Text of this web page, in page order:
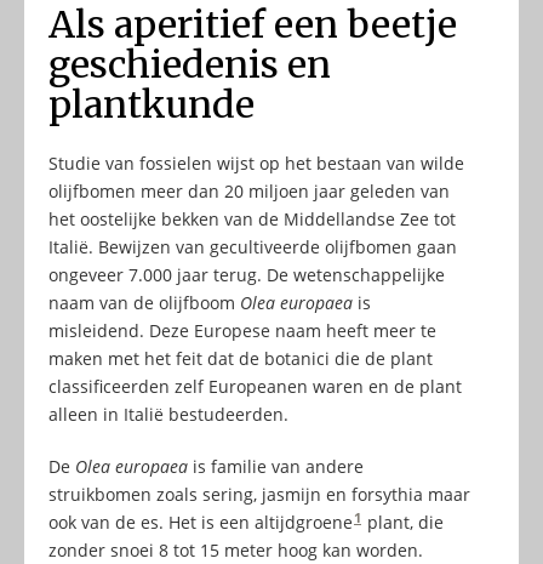
Als aperitief een beetje
geschiedenis en
plantkunde
Studie van fossielen wijst op het bestaan van wilde
olijfbomen meer dan 20 miljoen jaar geleden van
het oostelijke bekken van de Middellandse Zee tot
Italië. Bewijzen van gecultiveerde olijfbomen gaan
ongeveer 7.000 jaar terug. De wetenschappelijke
naam van de olijfboom Olea europaea is
misleidend. Deze Europese naam heeft meer te
maken met het feit dat de botanici die de plant
classificeerden zelf Europeanen waren en de plant
alleen in Italië bestudeerden.
De Olea europaea is familie van andere
struikbomen zoals sering, jasmijn en forsythia maar
ook van de es. Het is een altijdgroene 1 plant, die
zonder snoei 8 tot 15 meter hoog kan worden.